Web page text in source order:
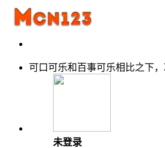
可口可乐和百事可乐相比之下，
未登录